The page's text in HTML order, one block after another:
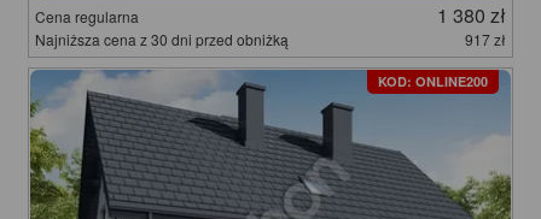
Cena regularna
1 380 zł
Najniższa cena z 30 dni przed obniżką 917 zł
KOD: ONLINE200